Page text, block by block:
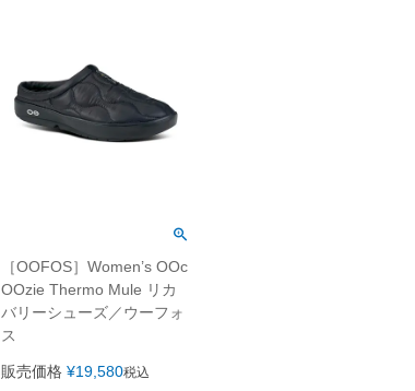
［OOFOS］Women’s OOc
OOzie Thermo Mule リカ
バリーシューズ／ウーフォ
ス
販売価格 ¥19,580税込